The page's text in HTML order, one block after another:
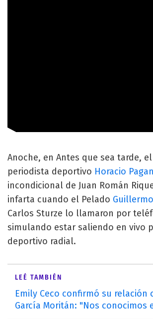
Anoche, en Antes que sea tarde,
periodista deportivo Horacio
incondicional de Juan Román
infarta cuando el Pelado
Carlos Sturze lo llamaron por
simulando estar saliendo en vivo
deportivo radial.
LEÉ TAMBIÉN
Emily Ceco confirmó su relación
García Moritán: "Nos conocimos